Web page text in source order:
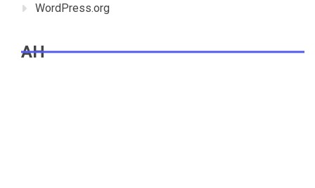
WordPress.org
AH